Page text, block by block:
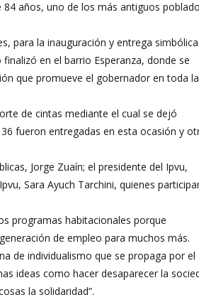
años, uno de los más antiguos
para la inauguración y entrega
en el barrio Esperanza, donde se
que promueve el gobernador en toda la
de cintas mediante el cual se dejó
fueron entregadas en esta ocasión y
Jorge Zuaín; el presidente del Ipvu,
Sara Ayuch Tarchini, quienes
programas habitacionales porque
de empleo para muchos más.
de individualismo que se propaga por el
ideas como hacer desaparecer la
la solidaridad”.